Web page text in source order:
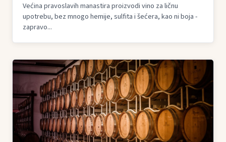
Većina pravoslavih manastira proizvodi vino za ličnu
upotrebu, bez mnogo hemije, sulfita i šećera, kao ni boja -
zapravo...